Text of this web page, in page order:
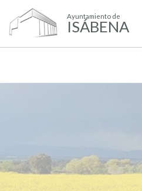
Ayuntamiento de
ISÁBENA